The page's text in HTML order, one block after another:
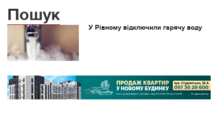
Пошук
У Рівному відключили гарячу воду